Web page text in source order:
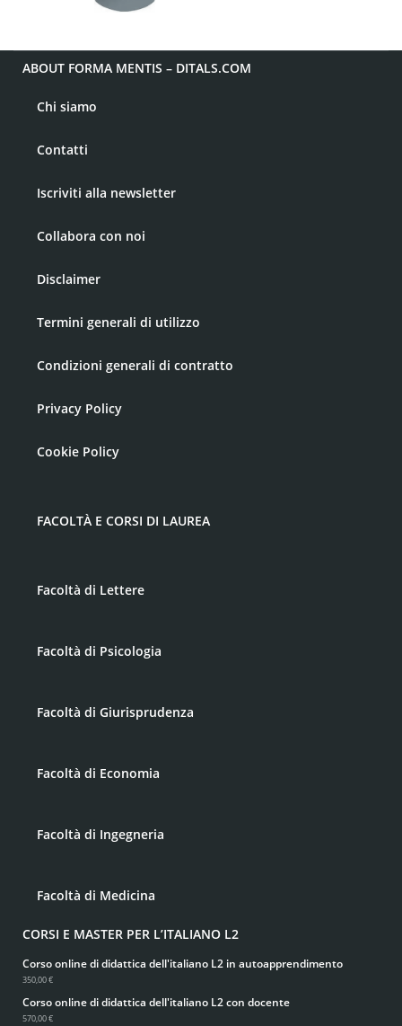
ABOUT FORMA MENTIS – DITALS.COM
Chi siamo
Contatti
Iscriviti alla newsletter
Collabora con noi
Disclaimer
Termini generali di utilizzo
Condizioni generali di contratto
Privacy Policy
Cookie Policy
FACOLTÀ E CORSI DI LAUREA
Facoltà di Lettere
Facoltà di Psicologia
Facoltà di Giurisprudenza
Facoltà di Economia
Facoltà di Ingegneria
Facoltà di Medicina
CORSI E MASTER PER L’ITALIANO L2
Corso online di didattica dell'italiano L2 in autoapprendimento
350,00 €
Corso online di didattica dell'italiano L2 con docente
570,00 €